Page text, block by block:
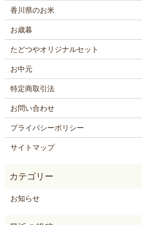
香川県のお米
お歳暮
たどつやオリジナルセット
お中元
特定商取引法
お問い合わせ
プライバシーポリシー
サイトマップ
お知らせ